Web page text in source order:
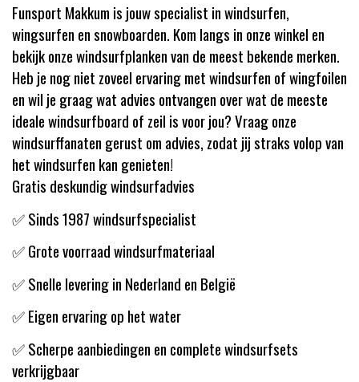
Funsport Makkum is jouw specialist in windsurfen,
wingsurfen en snowboarden. Kom langs in onze winkel en
bekijk onze windsurfplanken van de meest bekende merken.
Heb je nog niet zoveel ervaring met windsurfen of wingfoilen
en wil je graag wat advies ontvangen over wat de meeste
ideale windsurfboard of zeil is voor jou? Vraag onze
windsurffanaten gerust om advies, zodat jij straks volop van
het windsurfen kan genieten!
Gratis deskundig windsurfadvies
✅ Sinds 1987 windsurfspecialist
✅ Grote voorraad windsurfmateriaal
✅ Snelle levering in Nederland en België
✅ Eigen ervaring op het water
✅ Scherpe aanbiedingen en complete windsurfsets
verkrijgbaar